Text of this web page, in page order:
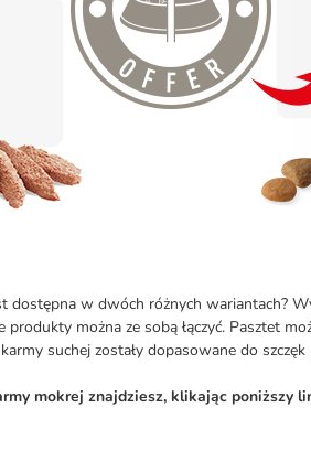
dostępna w dwóch różnych wariantach?
produkty można ze sobą łączyć. Pasztet
suchej zostały dopasowane do
mokrej znajdziesz, klikając poniższy